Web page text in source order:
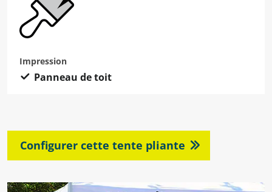
Impression
Panneau de toit
Configurer cette tente pliante